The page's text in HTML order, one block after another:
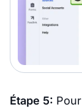
Étape 5: